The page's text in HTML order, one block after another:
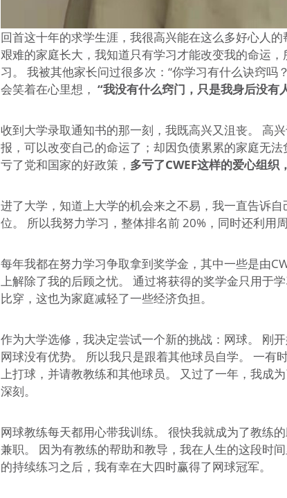
回首这十年的求学生涯，我很高兴能在这么多好心人
艰难的家庭长大，我知道只有学习才能改变我的命运
习。 我被其他家长问过很多次：“你学习有什么诀窍吗
会笑着在心里想， “我没有什么窍门，只是我身后没有
收到大学录取通知书的那一刻，我既高兴又沮丧。 高
报，可以改变自己的命运了；却因负债累累的家庭无
亏了党和国家的好政策， 多亏了CWEF这样的爱心组织
进了大学，知道上大学的机会来之不易，我一直告诉
位。 所以我努力学习，整体排名前 20%，同时还利用
每年我都在努力学习争取拿到奖学金，其中一些是由
上解除了我的后顾之忧。 通过将获得的奖学金只用于
比穿，这也为家庭减轻了一些经济负担。
作为大学选修，我决定尝试一个新的挑战：网球。 刚
网球没有优势。 所以我只是跟着其他球员自学。 一有
上打球，并请教教练和其他球员。 又过了一年，我成
深刻。
网球教练每天都用心带我训练。 很快我就成为了教练
兼职。 因为有教练的帮助和教导，我在人生的这段时
的持续练习之后，我有幸在大四时赢得了网球冠军。